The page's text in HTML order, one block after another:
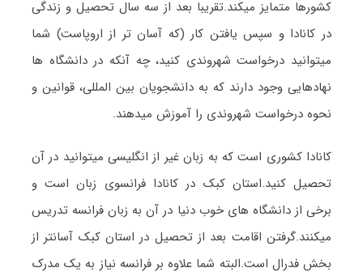
کشورها متمایز میکند.تقریبا بعد از سه سال تحصیل و زندگی
در کانادا و سپس یافتن کار (که آسان تر از اروپاست) شما
میتوانید درخواست شهروندی کنید، چه آنکه در دانشگاه ها
نهادهایی وجود دارند که به دانشجویان بین المللی، قوانین و
نحوه درخواست شهروندی را آموزش میدهند.
کانادا کشوری است که به زبان غیر از انگلیسی میتوانید در آن
تحصیل کنید.استان کبک در کانادا فرانسوی زبان است و
برخی از دانشگاه های خوب دنیا در آن به زبان فرانسه تدریس
میکنند.گرفتن اقامت بعد از تحصیل در استان کبک آسانتر از
بخش فدرال است.البته شما علاوه بر فرانسه نیاز به یک مدرک